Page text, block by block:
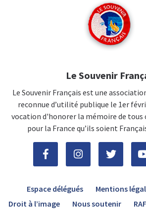
Le Souvenir
Le Souvenir Français est une
reconnue d’utilité publique le 1er
vocation d'honorer la mémoire de tous
pour la France qu’ils soient
Espace délégués Mentions
Droit à l’image
Nous soutenir